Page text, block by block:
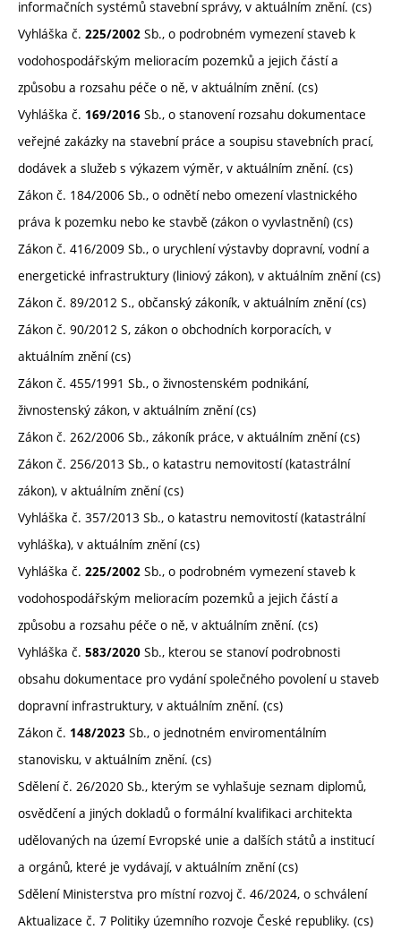
informačních systémů stavební správy, v aktuálním znění. (cs)
Vyhláška č. 225/2002 Sb., o podrobném vymezení staveb k
vodohospodářským melioracím pozemků a jejich částí a
způsobu a rozsahu péče o ně, v aktuálním znění. (cs)
Vyhláška č. 169/2016 Sb., o stanovení rozsahu dokumentace
veřejné zakázky na stavební práce a soupisu stavebních prací,
dodávek a služeb s výkazem výměr, v aktuálním znění. (cs)
Zákon č. 184/2006 Sb., o odnětí nebo omezení vlastnického
práva k pozemku nebo ke stavbě (zákon o vyvlastnění) (cs)
Zákon č. 416/2009 Sb., o urychlení výstavby dopravní, vodní a
energetické infrastruktury (liniový zákon), v aktuálním znění (cs)
Zákon č. 89/2012 S., občanský zákoník, v aktuálním znění (cs)
Zákon č. 90/2012 S, zákon o obchodních korporacích, v
aktuálním znění (cs)
Zákon č. 455/1991 Sb., o živnostenském podnikání,
živnostenský zákon, v aktuálním znění (cs)
Zákon č. 262/2006 Sb., zákoník práce, v aktuálním znění (cs)
Zákon č. 256/2013 Sb., o katastru nemovitostí (katastrální
zákon), v aktuálním znění (cs)
Vyhláška č. 357/2013 Sb., o katastru nemovitostí (katastrální
vyhláška), v aktuálním znění (cs)
Vyhláška č. 225/2002 Sb., o podrobném vymezení staveb k
vodohospodářským melioracím pozemků a jejich částí a
způsobu a rozsahu péče o ně, v aktuálním znění. (cs)
Vyhláška č. 583/2020 Sb., kterou se stanoví podrobnosti
obsahu dokumentace pro vydání společného povolení u staveb
dopravní infrastruktury, v aktuálním znění. (cs)
Zákon č. 148/2023 Sb., o jednotném enviromentálním
stanovisku, v aktuálním znění. (cs)
Sdělení č. 26/2020 Sb., kterým se vyhlašuje seznam diplomů,
osvědčení a jiných dokladů o formální kvalifikaci architekta
udělovaných na území Evropské unie a dalších států a institucí
a orgánů, které je vydávají, v aktuálním znění (cs)
Sdělení Ministerstva pro místní rozvoj č. 46/2024, o schválení
Aktualizace č. 7 Politiky územního rozvoje České republiky. (cs)